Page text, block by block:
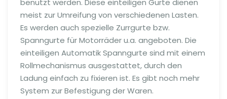
benutzt werden. Diese einteiligen Gurte dienen
meist zur Umreifung von verschiedenen Lasten.
Es werden auch spezielle Zurrgurte bzw.
Spanngurte für Motorräder u.a. angeboten. Die
einteiligen Automatik Spanngurte sind mit einem
Rollmechanismus ausgestattet, durch den
Ladung einfach zu fixieren ist. Es gibt noch mehr
System zur Befestigung der Waren.